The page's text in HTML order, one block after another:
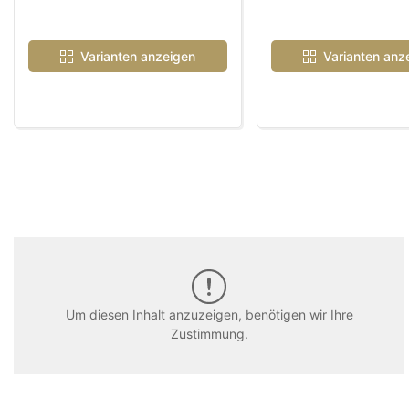
Varianten anzeigen Varianten
Um diesen Inhalt anzuzeigen, benötigen wir Ihre
Zustimmung.